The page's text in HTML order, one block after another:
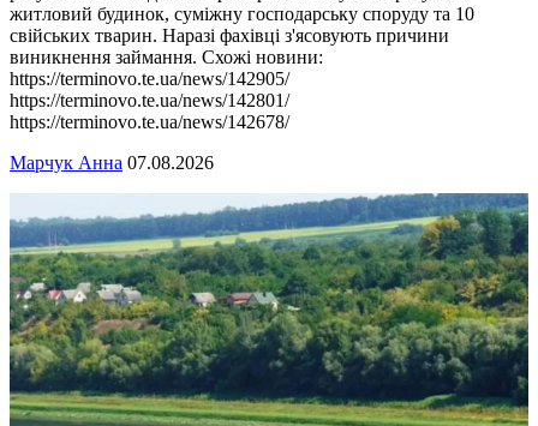
житловий будинок, суміжну господарську споруду та 10
свійських тварин. Наразі фахівці з'ясовують причини
виникнення займання. Схожі новини:
https://terminovo.te.ua/news/142905/
https://terminovo.te.ua/news/142801/
https://terminovo.te.ua/news/142678/
Марчук Анна 07.08.2026